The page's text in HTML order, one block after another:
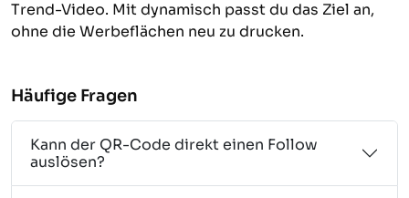
Trend-Video. Mit dynamisch passt du das Ziel an,
ohne die Werbeflächen neu zu drucken.
Häufige Fragen
Kann der QR-Code direkt einen Follow
auslösen?